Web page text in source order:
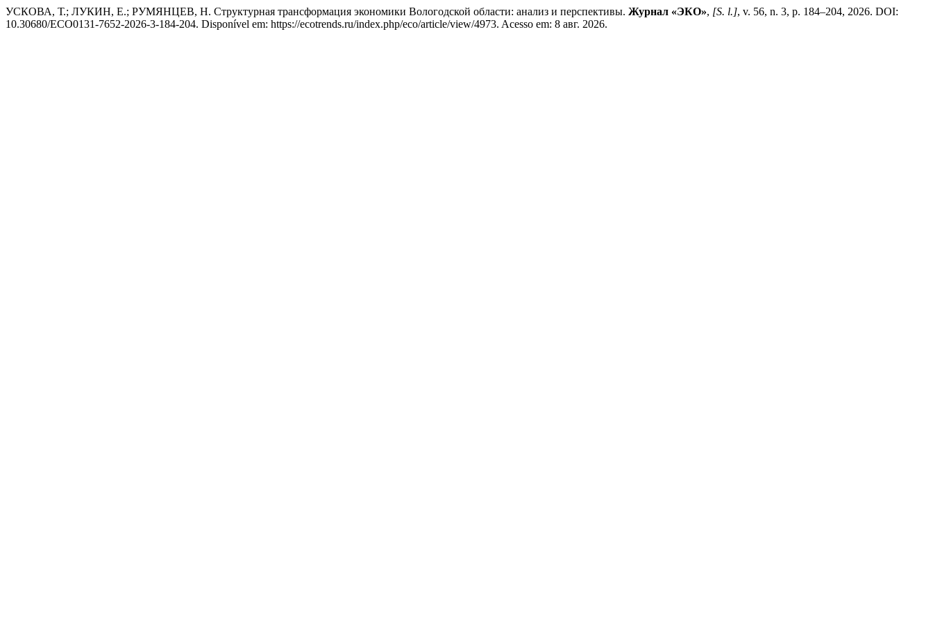
УСКОВА, Т.; ЛУКИН, Е.; РУМЯНЦЕВ, Н. Структурная трансформация экономики Вологодской области: анализ и перспективы. Журнал «ЭКО», [S. l.], v. 56, n. 3, p. 184–204, 2026. DOI:
10.30680/ECO0131-7652-2026-3-184-204. Disponível em: https://ecotrends.ru/index.php/eco/article/view/4973. Acesso em: 8 авг. 2026.